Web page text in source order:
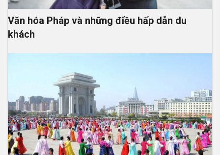
Văn hóa Pháp và những điều hấp dẫn du
khách